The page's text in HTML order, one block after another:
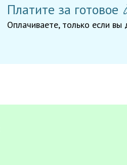
Платите за готовое
Оплачиваете, только если вы